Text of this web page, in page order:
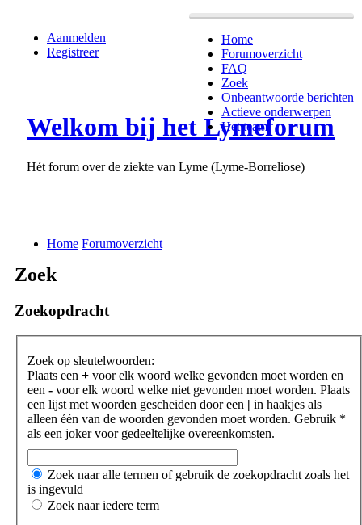
Home
Forumoverzicht
FAQ
Zoek
Onbeantwoorde berichten
Actieve onderwerpen
Het team
Aanmelden
Registreer
Welkom bij het Lymeforum
Hét forum over de ziekte van Lyme (Lyme-Borreliose)
Home Forumoverzicht
Zoek
Zoekopdracht
Zoek op sleutelwoorden:
Plaats een + voor elk woord welke gevonden moet worden en
een - voor elk woord welke niet gevonden moet worden. Plaats
een lijst met woorden gescheiden door een | in haakjes als
alleen één van de woorden gevonden moet worden. Gebruik *
als een joker voor gedeeltelijke overeenkomsten.
Zoek naar alle termen of gebruik de zoekopdracht zoals het
is ingevuld
Zoek naar iedere term